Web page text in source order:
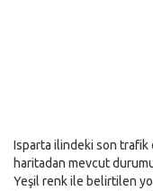
Isparta ilindeki son trafik
haritadan mevcut
Yeşil renk ile belirtilen